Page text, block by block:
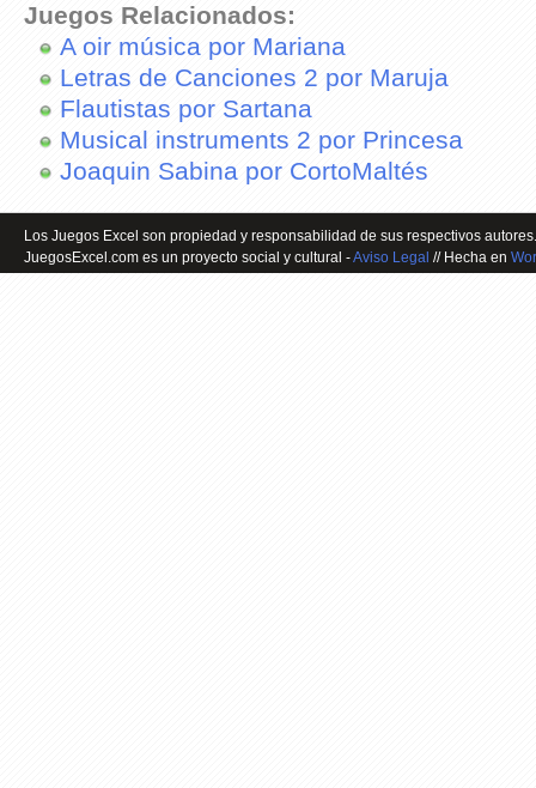
Juegos Relacionados:
A oir música por Mariana
Letras de Canciones 2 por Maruja
Flautistas por Sartana
Musical instruments 2 por Princesa
Joaquin Sabina por CortoMaltés
Los Juegos Excel son propiedad y responsabilidad de sus respectivos
JuegosExcel.com es un proyecto social y cultural -Aviso Legal // Hecha en